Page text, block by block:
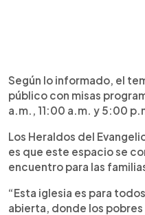
Según lo informado, el
público con misas
a.m., 11:00 a.m. y 5:00
Los Heraldos del
es que este espacio se
encuentro para las
“Esta iglesia es para
abierta, donde los